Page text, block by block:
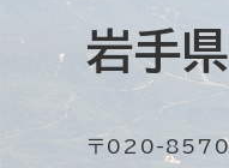
岩手
〒020-8570